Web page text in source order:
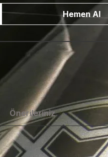
Hemen Al
Önerileriniz